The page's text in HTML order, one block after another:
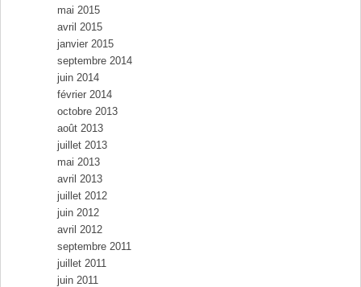
mai 2015
avril 2015
janvier 2015
septembre 2014
juin 2014
février 2014
octobre 2013
août 2013
juillet 2013
mai 2013
avril 2013
juillet 2012
juin 2012
avril 2012
septembre 2011
juillet 2011
juin 2011